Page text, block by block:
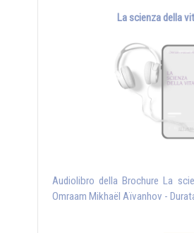
La scienza della
Audiolibro della Brochure La
Omraam Mikhaël Aïvanhov -